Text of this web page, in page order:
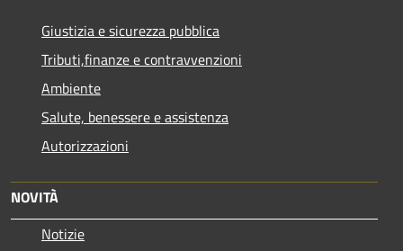
Giustizia e sicurezza pubblica
Tributi,finanze e contravvenzioni
Ambiente
Salute, benessere e assistenza
Autorizzazioni
NOVITÀ
Notizie